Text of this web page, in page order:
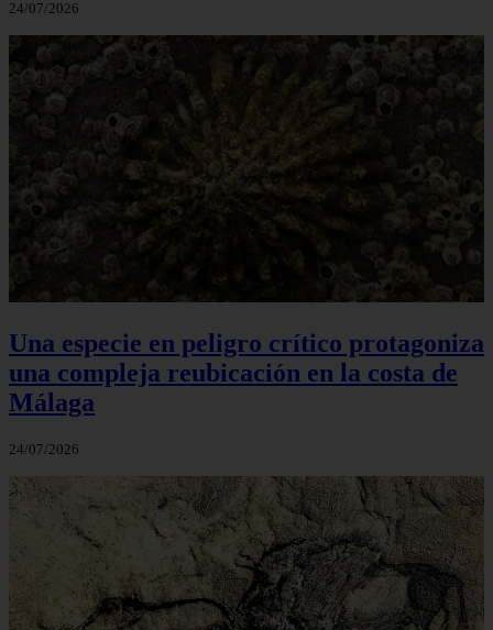
24/07/2026
Una especie en peligro crítico protagoniza
una compleja reubicación en la costa de
Málaga
24/07/2026